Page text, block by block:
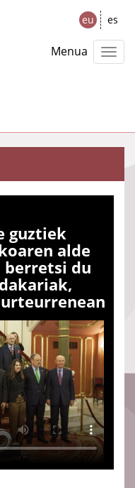
eu es
Menua
guztiek
alde
du